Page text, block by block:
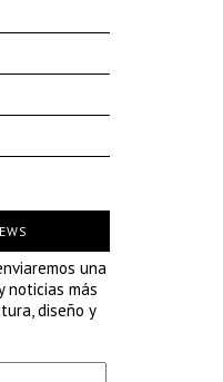
una
noticias más
diseño y